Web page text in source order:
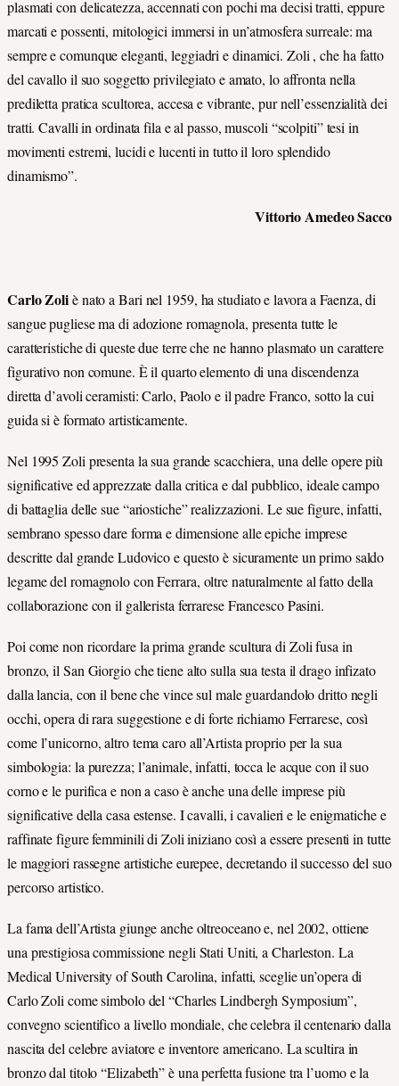
plasmati con delicatezza, accennati con pochi ma decisi tratti, eppure
marcati e possenti, mitologici immersi in un’atmosfera surreale: ma
sempre e comunque eleganti, leggiadri e dinamici. Zoli , che ha fatto
del cavallo il suo soggetto privilegiato e amato, lo affronta nella
prediletta pratica scultorea, accesa e vibrante, pur nell’essenzialità dei
tratti. Cavalli in ordinata fila e al passo, muscoli “scolpiti” tesi in
movimenti estremi, lucidi e lucenti in tutto il loro splendido
dinamismo”.
Vittorio Amedeo Sacco
Carlo Zoliè nato a Bari nel 1959, ha studiato e lavora a Faenza, di
sangue pugliese ma di adozione romagnola, presenta tutte le
caratteristiche di queste due terre che ne hanno plasmato un carattere
figurativo non comune. È il quarto elemento di una discendenza
diretta d’avoli ceramisti: Carlo, Paolo e il padre Franco, sotto la cui
guida si è formato artisticamente.
Nel 1995 Zoli presenta la sua grande scacchiera, una delle opere più
significative ed apprezzate dalla critica e dal pubblico, ideale campo
di battaglia delle sue “ariostiche” realizzazioni. Le sue figure, infatti,
sembrano spesso dare forma e dimensione alle epiche imprese
descritte dal grande Ludovico e questo è sicuramente un primo saldo
legame del romagnolo con Ferrara, oltre naturalmente al fatto della
collaborazione con il gallerista ferrarese Francesco Pasini.
Poi come non ricordare la prima grande scultura di Zoli fusa in
bronzo, il San Giorgio che tiene alto sulla sua testa il drago infizato
dalla lancia, con il bene che vince sul male guardandolo dritto negli
occhi, opera di rara suggestione e di forte richiamo Ferrarese, così
come l’unicorno, altro tema caro all’Artista proprio per la sua
simbologia: la purezza; l’animale, infatti, tocca le acque con il suo
corno e le purifica e non a caso è anche una delle imprese più
significative della casa estense. I cavalli, i cavalieri e le enigmatiche e
raffinate figure femminili di Zoli iniziano così a essere presenti in tutte
le maggiori rassegne artistiche eurepee, decretando il successo del suo
percorso artistico.
La fama dell’Artista giunge anche oltreoceano e, nel 2002, ottiene
una prestigiosa commissione negli Stati Uniti, a Charleston. La
Medical University of South Carolina, infatti, sceglie un’opera di
Carlo Zoli come simbolo del “Charles Lindbergh Symposium”,
convegno scientifico a livello mondiale, che celebra il centenario dalla
nascita del celebre aviatore e inventore americano. La scultira in
bronzo dal titolo “Elizabeth” è una perfetta fusione tra l’uomo e la